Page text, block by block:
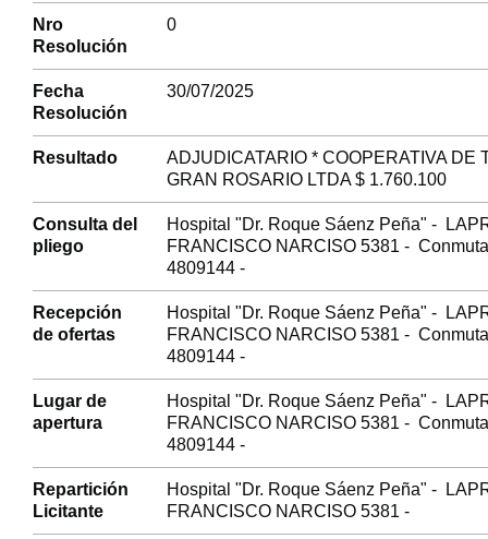
Nro
Resolución
0
Fecha
Resolución
30/07/2025
Resultado
ADJUDICATARIO * COOPERATIVA DE
GRAN ROSARIO LTDA $ 1.760.100
Consulta del
pliego
Hospital "Dr. Roque Sáenz Peña" -
FRANCISCO NARCISO 5381 -
4809144 -
Recepción
de ofertas
Hospital "Dr. Roque Sáenz Peña" -
FRANCISCO NARCISO 5381 -
4809144 -
Lugar de
apertura
Hospital "Dr. Roque Sáenz Peña" -
FRANCISCO NARCISO 5381 -
4809144 -
Repartición
Licitante
Hospital "Dr. Roque Sáenz Peña" -
FRANCISCO NARCISO 5381 -